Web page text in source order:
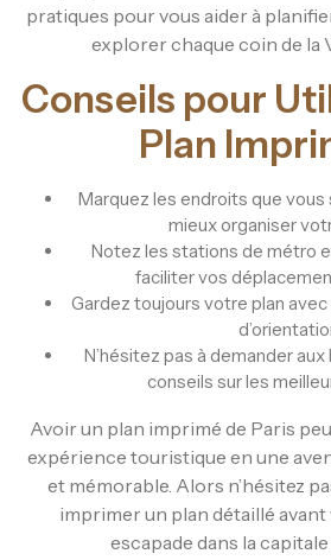
pratiques pour vous aider à
explorer chaque coin de la
Conseils pour
Plan
Marquez les endroits que
mieux organiser
Notez les stations de métro
faciliter vos
Gardez toujours votre plan
N’hésitez pas à demander
conseils sur les
Avoir un plan imprimé de Paris
expérience touristique en une
et mémorable. Alors n’hésitez
imprimer un plan détaillé
escapade dans la